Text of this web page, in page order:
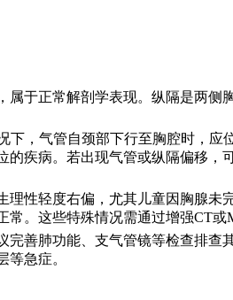
于正常解剖学表现。纵隔是两
，气管自颈部下行至胸腔时，
疾病。若出现气管或纵隔偏移
性轻度右偏，尤其儿童因胸腺
。这些特殊情况需通过增强CT或
善肺功能、支气管镜等检查排
急症。